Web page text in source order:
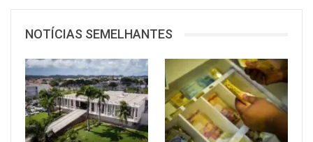
NOTÍCIAS SEMELHANTES